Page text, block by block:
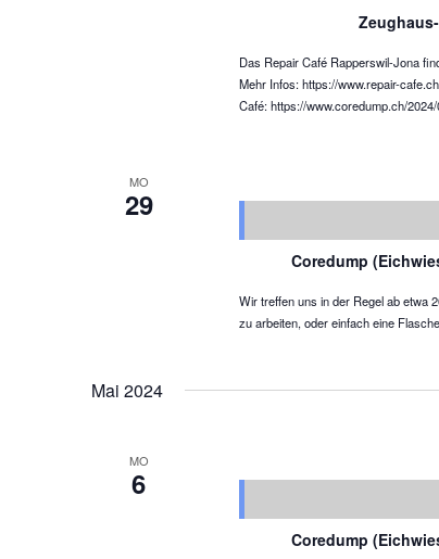
Das Repair Café Rapperswil-Jona
Mehr Infos: https://www.repair-
Café: https://www.coredump.ch/
MO
29
Coredump
Wir treffen uns in der Regel ab etwa
zu arbeiten, oder einfach eine
Mai 2024
MO
6
Coredump